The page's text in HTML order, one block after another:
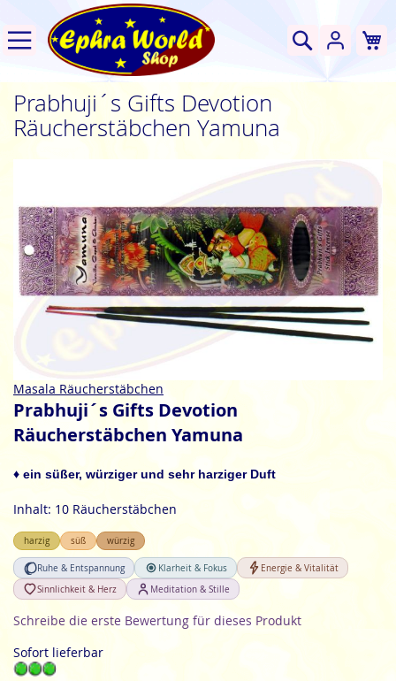
Suche
Prabhuji´s Gifts Devotion
Räucherstäbchen Yamuna
Bildgalerie
springen
Zum
Anfang
Bildgalerie
Masala Räucherstäbchen
Prabhuji´s Gifts Devotion
Räucherstäbchen Yamuna
♦ ein süßer, würziger und sehr harziger Duft
Inhalt: 10 Räucherstäbchen
harzig süß würzig
Ruhe & Entspannung Klarheit & Fokus
Energie & Vitalität
Sinnlichkeit & Herz
Meditation & Stille
Schreibe die erste Bewertung für dieses Produkt
Sofort lieferbar